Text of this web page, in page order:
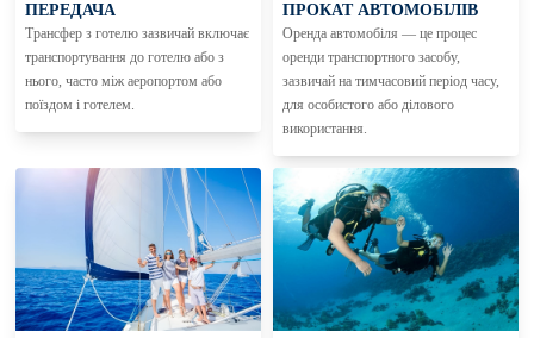
ПЕРЕДАЧА
Трансфер з готелю зазвичай включає
транспортування до готелю або з
нього, часто між аеропортом або
поїздом і готелем.
ПРОКАТ АВТОМОБІЛІВ
Оренда автомобіля — це процес
оренди транспортного засобу,
зазвичай на тимчасовий період часу,
для особистого або ділового
використання.